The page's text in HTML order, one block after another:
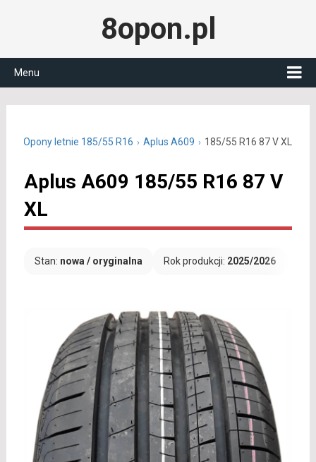
8opon.pl
Menu
Opony letnie 185/55 R16 Aplus A609 185/55 R16 87 V XL
Aplus A609 185/55 R16 87 V
XL
Stan: nowa / oryginalna Rok produkcji: 2025/2026